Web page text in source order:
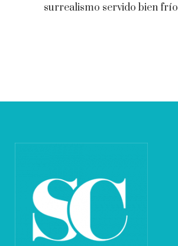
surrealismo servido bien frío